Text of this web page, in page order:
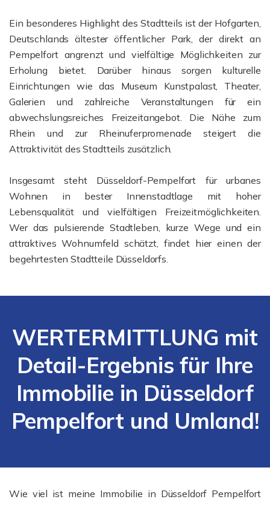
Ein besonderes Highlight des Stadtteils ist der Hofgarten,
Deutschlands ältester öffentlicher Park, der direkt an
Pempelfort angrenzt und vielfältige Möglichkeiten zur
Erholung bietet. Darüber hinaus sorgen kulturelle
Einrichtungen wie das Museum Kunstpalast, Theater,
Galerien und zahlreiche Veranstaltungen für ein
abwechslungsreiches Freizeitangebot. Die Nähe zum
Rhein und zur Rheinuferpromenade steigert die
Attraktivität des Stadtteils zusätzlich.
Insgesamt steht Düsseldorf-Pempelfort für urbanes
Wohnen in bester Innenstadtlage mit hoher
Lebensqualität und vielfältigen Freizeitmöglichkeiten.
Wer das pulsierende Stadtleben, kurze Wege und ein
attraktives Wohnumfeld schätzt, findet hier einen der
begehrtesten Stadtteile Düsseldorfs.
WERTERMITTLUNG mit
Detail-Ergebnis für Ihre
Immobilie in Düsseldorf
Pempelfort und Umland!
Wie viel ist meine Immobilie in Düsseldorf Pempelfort